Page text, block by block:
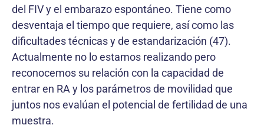
del FIV y el embarazo espontáneo. Tiene como
desventaja el tiempo que requiere, así como las
dificultades técnicas y de estandarización (47).
Actualmente no lo estamos realizando pero
reconocemos su relación con la capacidad de
entrar en RA y los parámetros de movilidad que
juntos nos evalúan el potencial de fertilidad de una
muestra.